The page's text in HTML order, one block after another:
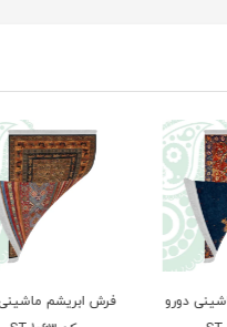
فرش ابریشم ماشینی دورو
فرش